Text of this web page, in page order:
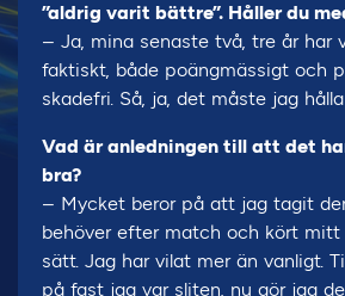
”aldrig varit bättre”. Håller du
– Ja, mina senaste två, tre år har
faktiskt, både poängmässigt och
skadefri. Så, ja, det måste jag
Vad är anledningen till att det
bra?
– Mycket beror på att jag tagit
behöver efter match och kört
sätt. Jag har vilat mer än vanligt.
på fast jag var sliten, nu gör jag